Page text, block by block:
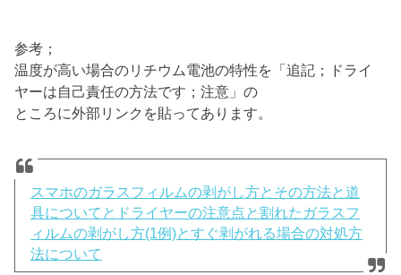
参考；
温度が高い場合のリチウム電池の特性を「追記；ドライ
ヤーは自己責任の方法です；注意」の
ところに外部リンクを貼ってあります。
スマホのガラスフィルムの剥がし方とその方法と道
具についてとドライヤーの注意点と割れたガラスフ
ィルムの剥がし方(1例)とすぐ剥がれる場合の対処方
法について